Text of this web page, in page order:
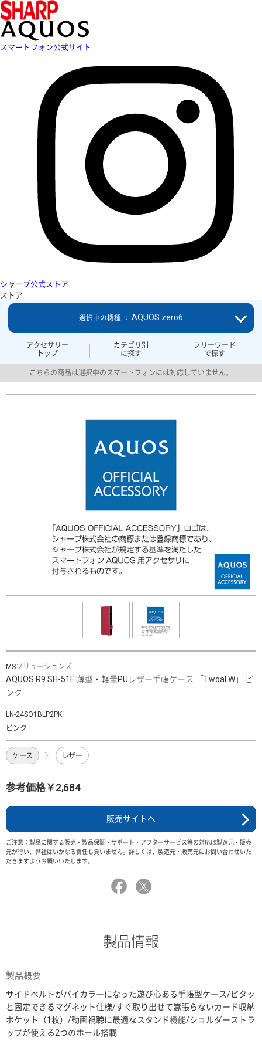
スマートフォン公式サイト
シャープ公式ストア
ストア
アクセサリー
トップ
カテゴリ別
に探す
フリーワード
で探す
選択中の機種 ： AQUOS zero6
こちらの商品は選択中のスマートフォンには対応していません。
MSソリューションズ
AQUOS R9 SH-51E 薄型・軽量PUレザー手帳ケース 「Twoal W」 ピ
ンク
LN-24SQ1BLP2PK
ピンク
ケース レザー
参考価格￥2,684
販売サイトへ
ご注意：製品に関する販売・製品保証・サポート・アフターサービス等の対応は製造元・販売
元が行い、弊社はいかなる責任も負いません。詳しくは、製造元・販売元にお問い合わせいた
だきますようお願いいたします。
製品情報
製品概要
サイドベルトがバイカラーになった遊び心ある手帳型ケース/ピタッ
と固定できるマグネット仕様/すぐ取り出せて嵩張らないカード収納
ポケット（1枚）/動画視聴に最適なスタンド機能/ショルダーストラ
ップが使える2つのホール搭載